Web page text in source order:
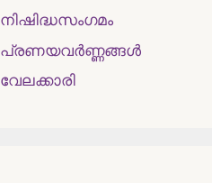
നിഷിദ്ധസംഗമം
പ്രണയവർണ്ണങ്ങൾ
വേലക്കാരി